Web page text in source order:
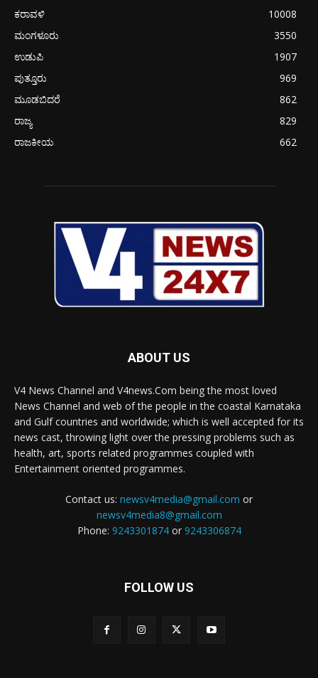
ಕರಾವಳಿ
10008
ಮಂಗಳೂರು
3550
ಉಡುಪಿ
1907
ಪುತ್ತೂರು
969
ಮೂಡಬಿದರೆ
862
ರಾಜ್ಯ
829
ರಾಜಕೀಯ
662
ABOUT US
V4 News Channel and V4news.Com being the most loved
News Channel and web of the people in the coastal Karnataka
and Gulf countries and worldwide; which is well accepted for its
news cast, throwing light over the pressing problems such as
health, art, sports related programmes coupled with
Entertainment oriented programmes.
Contact us: newsv4media@gmail.com or
newsv4media8@gmail.com
Phone: 9243301874or 9243306874
FOLLOW US